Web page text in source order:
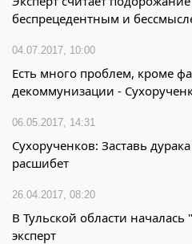
беспрецедентным и
04.07.2017, 10:00
Есть много проблем, кроме
декоммунизации -
06.05.2017, 14:31
Сухорученков: Заставь
расшибет
26.04.2017, 08:20
В Тульской области началась
эксперт